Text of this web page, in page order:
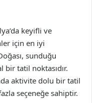
keyifli ve
için en iyi
sunduğu
tatil noktasıdır.
aktivite dolu bir tatil
seçeneğe sahiptir.